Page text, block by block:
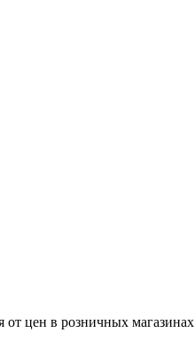
от цен в розничных магазинах